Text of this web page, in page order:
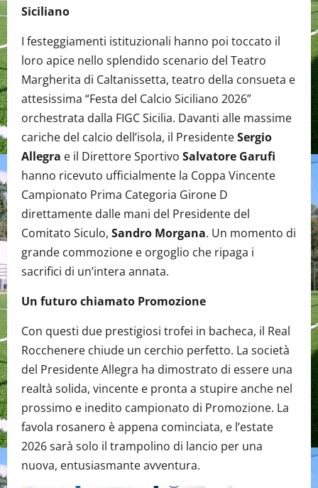
Siciliano
I festeggiamenti istituzionali hanno poi toccato il
loro apice nello splendido scenario del Teatro
Margherita di Caltanissetta, teatro della consueta e
attesissima “Festa del Calcio Siciliano 2026”
orchestrata dalla FIGC Sicilia. Davanti alle massime
cariche del calcio dell’isola, il PresidenteSergio
Allegra e il Direttore Sportivo Salvatore Garufi
hanno ricevuto ufficialmente la Coppa Vincente
Campionato Prima Categoria Girone D
direttamente dalle mani del Presidente del
Comitato Siculo, Sandro Morgana. Un momento di
grande commozione e orgoglio che ripaga i
sacrifici di un’intera annata.
Un futuro chiamato Promozione
Con questi due prestigiosi trofei in bacheca, il Real
Rocchenere chiude un cerchio perfetto. La società
del Presidente Allegra ha dimostrato di essere una
realtà solida, vincente e pronta a stupire anche nel
prossimo e inedito campionato di Promozione. La
favola rosanero è appena cominciata, e l’estate
2026 sarà solo il trampolino di lancio per una
nuova, entusiasmante avventura.